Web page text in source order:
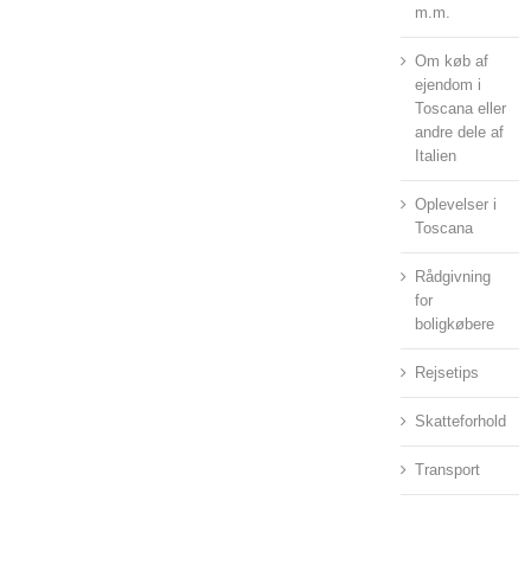
m.m.
Om køb af
ejendom i
Toscana eller
andre dele af
Italien
Oplevelser i
Toscana
Rådgivning
for
boligkøbere
Rejsetips
Skatteforhold
Transport